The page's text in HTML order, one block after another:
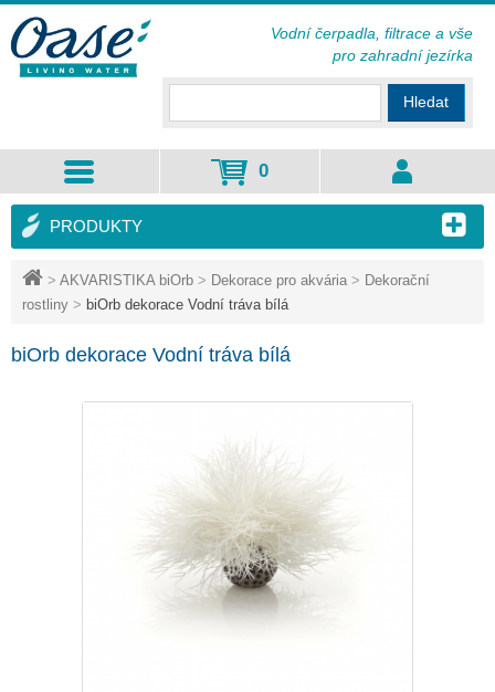
> AKVARISTIKA biOrb > Dekorace pro akvária > Dekorační
rostliny > biOrb dekorace Vodní tráva bílá
biOrb dekorace Vodní tráva bílá
PRODUKTY
Hledat
0
Vodní čerpadla, filtrace a vše
pro zahradní jezírka